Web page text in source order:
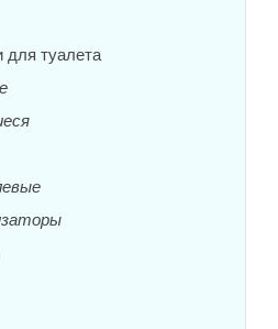
для туалета